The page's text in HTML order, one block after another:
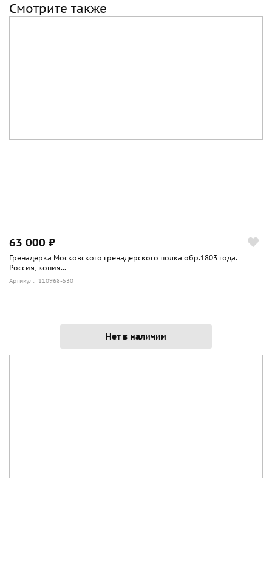
Смотрите также
63 000 ₽
Гренадерка Московского гренадерского полка обр.1803 года.
Россия, копия...
Артикул: 110968-530
Нет в наличии